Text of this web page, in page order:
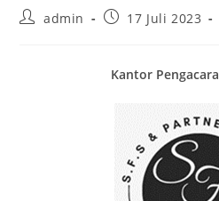
Postadmin
Post17 Juli 2023
Kantor Pengacara